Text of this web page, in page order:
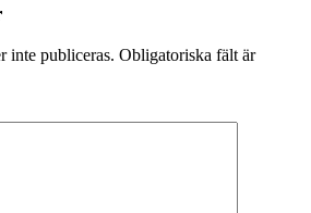
inte publiceras. Obligatoriska fält är